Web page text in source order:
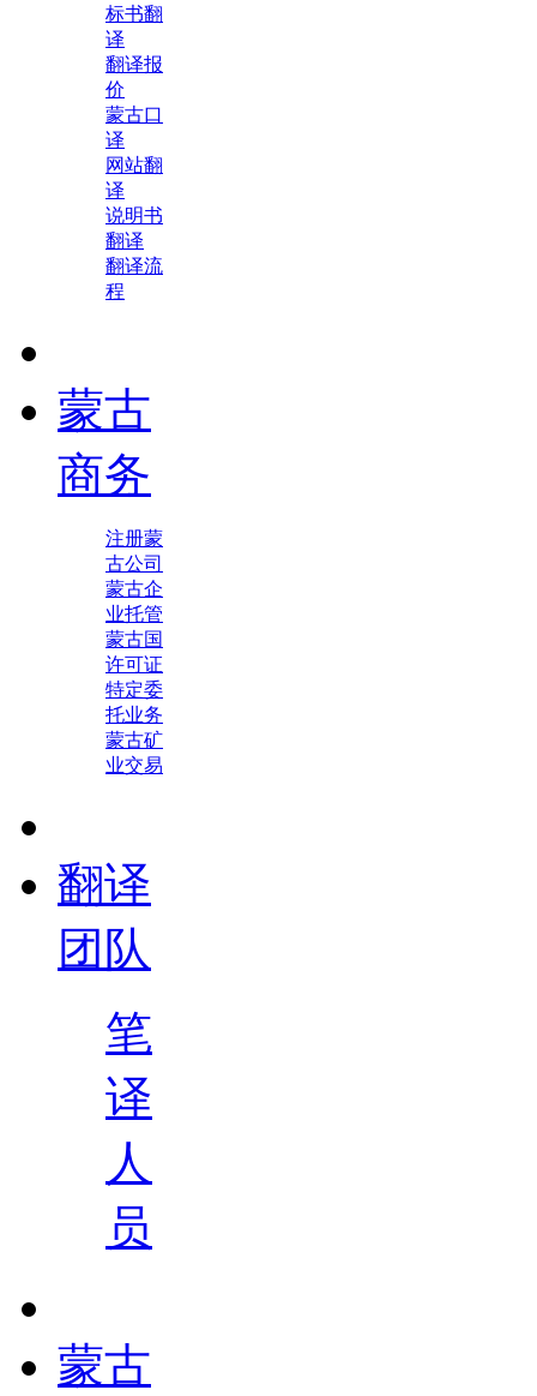
标书翻
译
翻译报
价
蒙古口
译
网站翻
译
说明书
翻译
翻译流
程
蒙古
商务
注册蒙
古公司
蒙古企
业托管
蒙古国
许可证
特定委
托业务
蒙古矿
业交易
翻译
团队
笔
译
人
员
蒙古